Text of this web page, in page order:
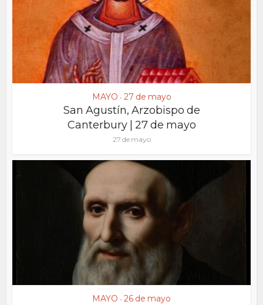
MAYO • 27 de mayo
San Agustín, Arzobispo de
Canterbury | 27 de mayo
27 de mayo
MAYO • 26 de mayo